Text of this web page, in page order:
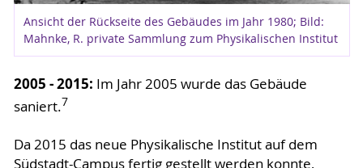
Ansicht der Rückseite des Gebäudes im Jahr 1980; Bild:
Mahnke, R. private Sammlung zum Physikalischen Institut
2005 - 2015: Im Jahr 2005 wurde das Gebäude
saniert.7
Da 2015 das neue Physikalische Institut auf dem
Südstadt-Campus fertig gestellt werden konnte,